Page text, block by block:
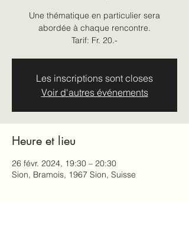
Une thématique en particulier sera
abordée à chaque rencontre.
Tarif: Fr. 20.-
Les inscriptions sont closes
Voir d'autres événements
Heure et lieu
26 févr. 2024, 19:30 – 20:30
Sion, Bramois, 1967 Sion, Suisse